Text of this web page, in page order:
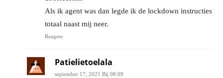
Als ik agent was dan legde ik de lockdown instructies
totaal naast mij neer.
Reageer
Patielietoelala
september 17, 2021 Bij 08:09